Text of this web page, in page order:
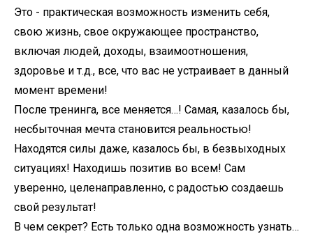
Это - практическая возможность изменить себя,
свою жизнь, свое окружающее пространство,
включая людей, доходы, взаимоотношения,
здоровье и т.д., все, что вас не устраивает в данный
момент времени!
После тренинга, все меняется…! Самая, казалось бы,
несбыточная мечта становится реальностью!
Находятся силы даже, казалось бы, в безвыходных
ситуациях! Находишь позитив во всем! Сам
уверенно, целенаправленно, с радостью создаешь
свой результат!
В чем секрет? Есть только одна возможность узнать…